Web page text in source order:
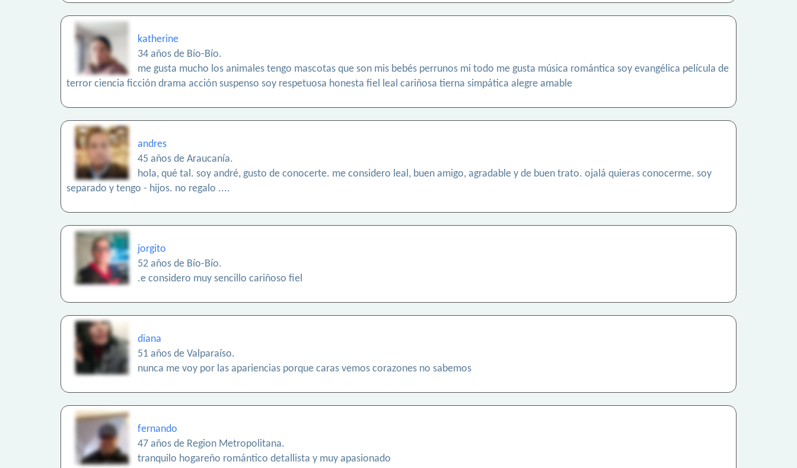
katherine
34 años de Bío-Bío.
me gusta mucho los animales tengo mascotas que son mis bebés perrunos mi todo me gusta música romántica soy evangélica película de
terror ciencia ficción drama acción suspenso soy respetuosa honesta fiel leal cariñosa tierna simpática alegre amable
andres
45 años de Araucanía.
hola, qué tal. soy andré, gusto de conocerte. me considero leal, buen amigo, agradable y de buen trato. ojalá quieras conocerme. soy
separado y tengo - hijos. no regalo ....
jorgito
52 años de Bío-Bío.
.e considero muy sencillo cariñoso fiel
diana
51 años de Valparaíso.
nunca me voy por las apariencias porque caras vemos corazones no sabemos
fernando
47 años de Region Metropolitana.
tranquilo hogareño romántico detallista y muy apasionado